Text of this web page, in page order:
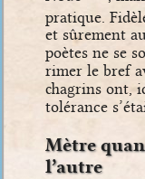
pratique.
et sûrement
poètes ne se
rimer le bref
chagrins ont,
tolérance
Mètre
l’autre